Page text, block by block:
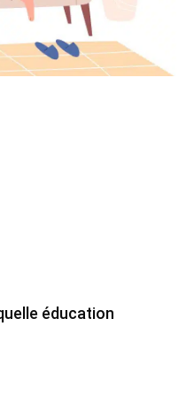
éducation